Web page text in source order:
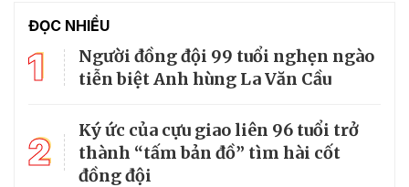
ĐỌC NHIỀU
1
Người đồng đội 99 tuổi nghẹn ngào
tiễn biệt Anh hùng La Văn Cầu
2
Ký ức của cựu giao liên 96 tuổi trở
thành “tấm bản đồ” tìm hài cốt
đồng đội